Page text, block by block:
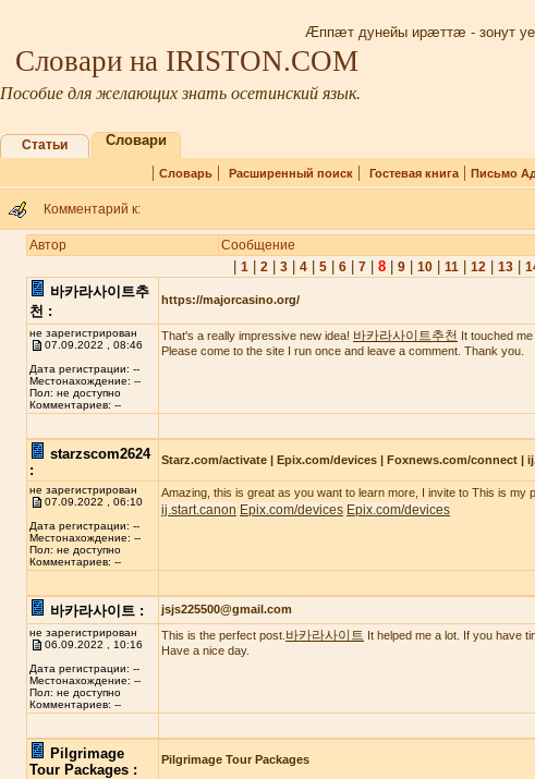
Æппæт дунейы ирæттæ - зонут уе
Словари на IRISTON.COM
Пособие для желающих знать осетинский язык.
Статьи Словари
| Словарь| Расширенный поиск| Гостевая книга| Письмо
Комментарий к:
Автор Сообщение
1| 2| 3| 4| 5| 6| 7| 8| 9| 10| 11| 12| 13|
바카라사이트추
천 :
https://majorcasino.org/
не зарегистрирован
07.09.2022 , 08:46
Дата регистрации: --
Местонахождение: --
Пол: не доступно
Комментариев: --
That's a really impressive new idea! 바카라사이트추천 It touched
Please come to the site I run once and leave a comment. Thank you.
starzscom2624
:
Starz.com/activate | Epix.com/devices | Foxnews.com/connect |
не зарегистрирован
07.09.2022 , 06:10
Дата регистрации: --
Местонахождение: --
Пол: не доступно
Комментариев: --
Amazing, this is great as you want to learn more, I invite to This is my
ij.start.canon Epix.com/devices Epix.com/devices
바카라사이트 : jsjs225500@gmail.com
не зарегистрирован
06.09.2022 , 10:16
Дата регистрации: --
Местонахождение: --
Пол: не доступно
Комментариев: --
This is the perfect post. 바카라사이트 It helped me a lot. If you have
Have a nice day.
Pilgrimage
Tour Packages :
Pilgrimage Tour Packages